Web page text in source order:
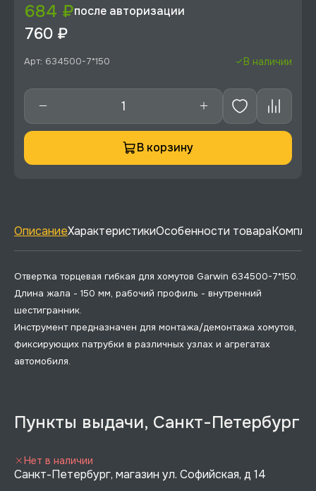
684 ₽после авторизации
760 ₽
Арт: 634500-7*150 В наличии
В корзину
ОписаниеХарактеристикиОсобенности товара
Отвертка торцевая гибкая для хомутов Garwin 634500-7*150.
Длина жала - 150 мм, рабочий профиль - внутренний
шестигранник.
Инструмент предназначен для монтажа/демонтажа хомутов,
фиксирующих патрубки в различных узлах и агрегатах
автомобиля.
Пункты выдачи, Санкт-Петербург
Санкт-Петербург, магазин ул. Софийская, д 14
Нет в наличии